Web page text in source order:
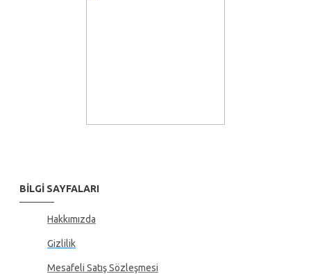
BILGI SAYFALARI
Hakkımızda
Gizlilik
Mesafeli Satış Sözleşmesi